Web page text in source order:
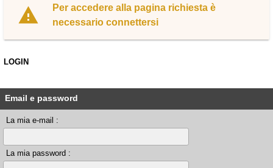
Per accedere alla pagina richiesta è
necessario connettersi
LOGIN
Email e password
La mia e-mail :
La mia password :